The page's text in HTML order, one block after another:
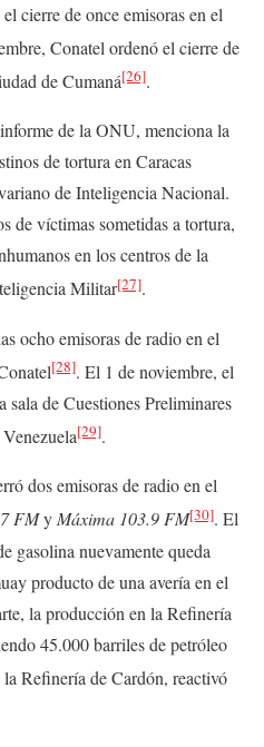
cierre de once emisoras en el
Conatel ordenó el cierre de
de Cumaná[26].
de la ONU, menciona la
de tortura en Caracas
de Inteligencia Nacional.
de víctimas sometidas a tortura,
en los centros de la
Militar[27].
ocho emisoras de radio en el
[28]. El 1 de noviembre, el
de Cuestiones Preliminares
[29].
dos emisoras de radio en el
FMyMáxima 103.9 FM[30]. El
gasolina nuevamente queda
producto de una avería en el
la producción en la Refinería
45.000 barriles de petróleo
Refinería de Cardón, reactivó